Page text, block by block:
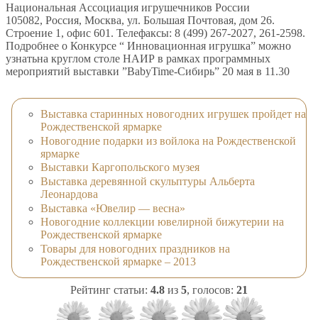
Национальная Ассоциация игрушечников России
105082, Россия, Москва, ул. Большая Почтовая, дом 26.
Строение 1, офис 601. Телефаксы: 8 (499) 267-2027, 261-2598.
Подробнее о Конкурсе “ Инновационная игрушка” можно
узнатьна круглом столе НАИР в рамках программных
мероприятий выставки ”BabyTime-Сибирь” 20 мая в 11.30
Выставка старинных новогодних игрушек пройдет на
Рождественской ярмарке
Новогодние подарки из войлока на Рождественской
ярмарке
Выставки Каргопольского музея
Выставка деревянной скульптуры Альберта
Леонардова
Выставка «Ювелир — весна»
Новогодние коллекции ювелирной бижутерии на
Рождественской ярмарке
Товары для новогодних праздников на
Рождественской ярмарке – 2013
Рейтинг статьи: 4.8 из 5, голосов: 21